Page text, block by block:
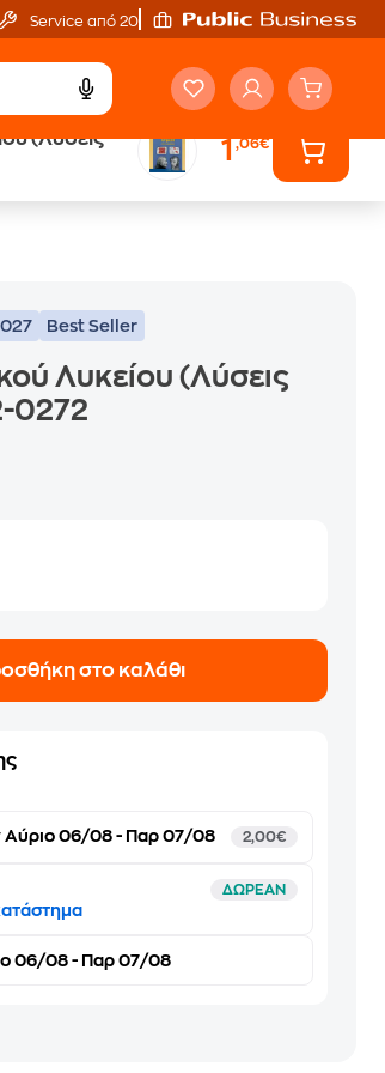
Service από 20'
(Λύσεις
1,06€
κόσμο
Best Seller
Λυκείου (Λύσεις
0272
στο καλάθι
Αύριο 06/08 - Παρ 07/08 2,00€
ΔΩΡΕΑΝ
06/08 - Παρ 07/08